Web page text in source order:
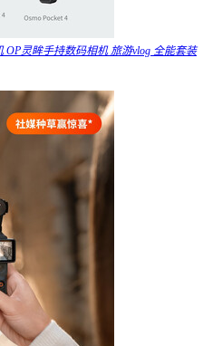
OP灵眸手持数码相机 旅游vlog 全能套装